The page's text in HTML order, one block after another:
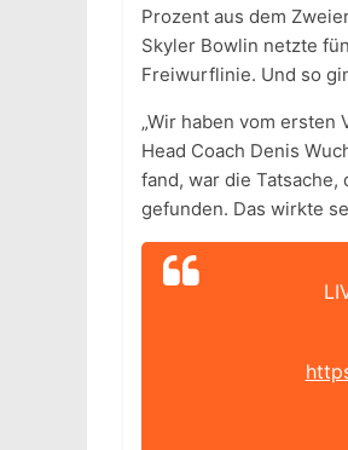
Prozent aus dem
Skyler Bowlin netzte
Freiwurflinie. Und so
„Wir haben vom
Head Coach Denis
fand, war die
gefunden. Das wirkte